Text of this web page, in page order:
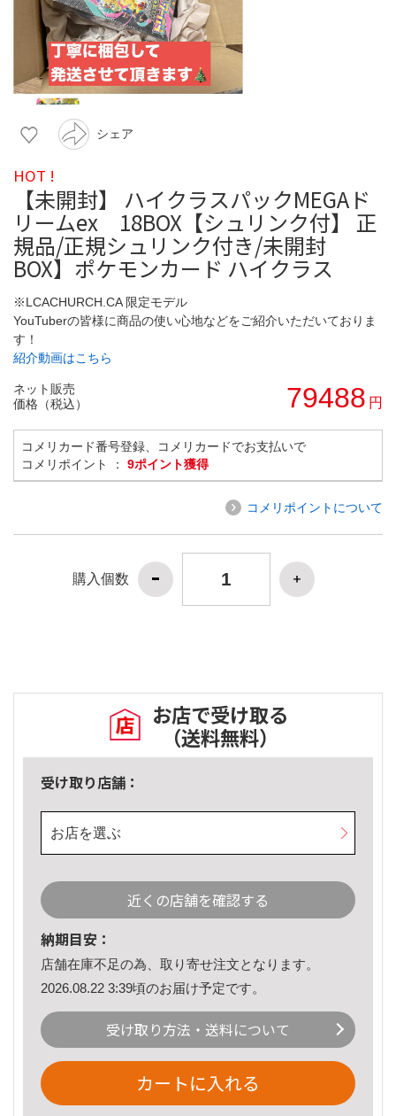
シェア
HOT !
【未開封】 ハイクラスパックMEGAド
リームex 18BOX【シュリンク付】 正
規品/正規シュリンク付き/未開封
BOX】ポケモンカード ハイクラス
※LCACHURCH.CA 限定モデル
YouTuberの皆様に商品の使い心地などをご紹介いただいておりま
す！
紹介動画はこちら
ネット販売
価格（税込）
79488 円
コメリカード番号登録、コメリカードでお支払いで
コメリポイント ： 9ポイント獲得
コメリポイントについて
購入個数
お店で受け取る
（送料無料）
受け取り店舗：
お店を選ぶ
近くの店舗を確認する
納期目安：
店舗在庫不足の為、取り寄せ注文となります。
2026.08.22 3:39頃のお届け予定です。
受け取り方法・送料について
カートに入れる